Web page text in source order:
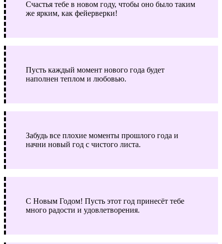
Счастья тебе в новом году, чтобы оно было таким
же ярким, как фейерверки!
Пусть каждый момент нового года будет
наполнен теплом и любовью.
Забудь все плохие моменты прошлого года и
начни новый год с чистого листа.
С Новым Годом! Пусть этот год принесёт тебе
много радости и удовлетворения.